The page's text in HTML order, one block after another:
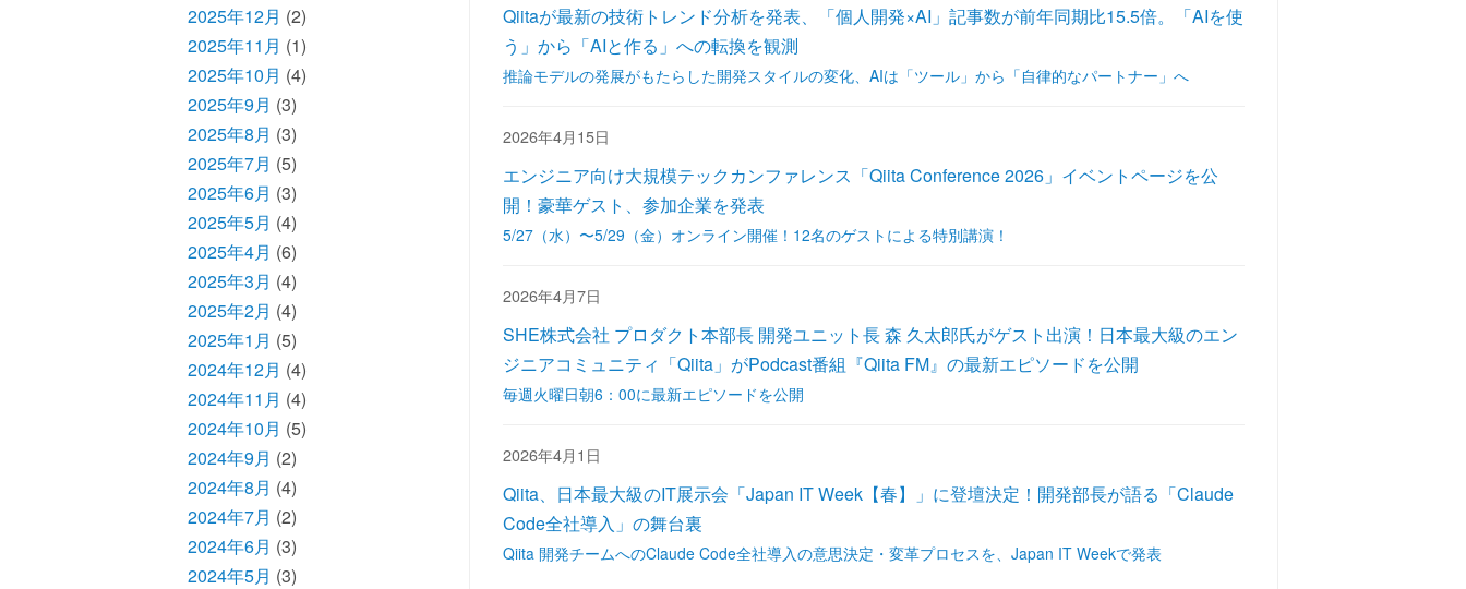
2025年12月 (2)
2025年11月 (1)
2025年10月 (4)
2025年9月 (3)
2025年8月 (3)
2025年7月 (5)
2025年6月 (3)
2025年5月 (4)
2025年4月 (6)
2025年3月 (4)
2025年2月 (4)
2025年1月 (5)
2024年12月 (4)
2024年11月 (4)
2024年10月 (5)
2024年9月 (2)
2024年8月 (4)
2024年7月 (2)
2024年6月 (3)
2024年5月 (3)
Qiitaが最新の技術トレンド分析を発表、「個人開発×AI」記事数が前年同期比15.5倍。「AIを使
う」から「AIと作る」への転換を観測
推論モデルの発展がもたらした開発スタイルの変化、AIは「ツール」から「自律的なパートナー」へ
2026年4月15日
エンジニア向け大規模テックカンファレンス「Qiita Conference 2026」イベントページを公
開！豪華ゲスト、参加企業を発表
5/27（水）〜5/29（金）オンライン開催！12名のゲストによる特別講演！
2026年4月7日
SHE株式会社 プロダクト本部長 開発ユニット長 森 久太郎氏がゲスト出演！日本最大級のエン
ジニアコミュニティ「Qiita」がPodcast番組『Qiita FM』の最新エピソードを公開
毎週火曜日朝6：00に最新エピソードを公開
2026年4月1日
Qiita、日本最大級のIT展示会「Japan IT Week【春】」に登壇決定！開発部長が語る「Claude
Code全社導入」の舞台裏
Qiita 開発チームへのClaude Code全社導入の意思決定・変革プロセスを、Japan IT Weekで発表